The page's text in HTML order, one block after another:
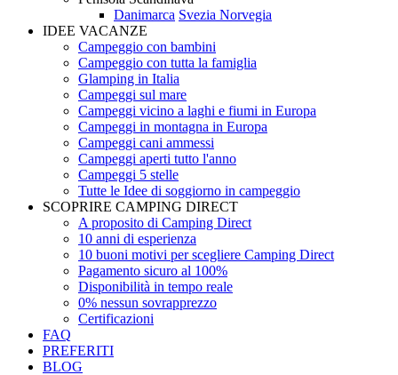
Danimarca Svezia Norvegia
IDEE VACANZE
Campeggio con bambini
Campeggio con tutta la famiglia
Glamping in Italia
Campeggi sul mare
Campeggi vicino a laghi e fiumi in Europa
Campeggi in montagna in Europa
Campeggi cani ammessi
Campeggi aperti tutto l'anno
Campeggi 5 stelle
Tutte le Idee di soggiorno in campeggio
SCOPRIRE CAMPING DIRECT
A proposito di Camping Direct
10 anni di esperienza
10 buoni motivi per scegliere Camping Direct
Pagamento sicuro al 100%
Disponibilità in tempo reale
0% nessun sovrapprezzo
Certificazioni
FAQ
PREFERITI
BLOG